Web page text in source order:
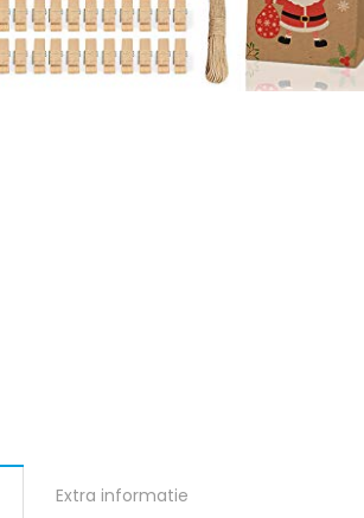
Extra informatie